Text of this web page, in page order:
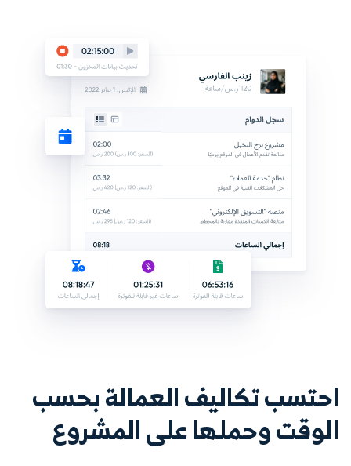
احتسب تكاليف العمالة بحسب
الوقت وحملها على المشروع